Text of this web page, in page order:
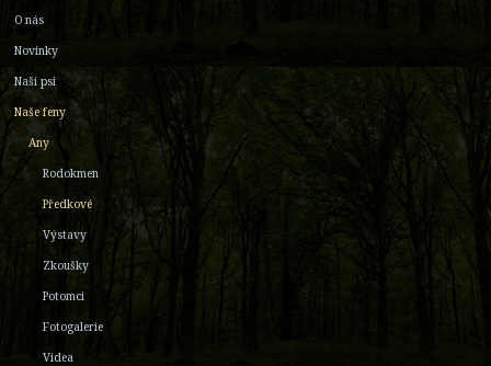
O nás
Novinky
Naši psi
Naše feny
Any
Rodokmen
Předkové
Výstavy
Zkoušky
Potomci
Fotogalerie
Videa